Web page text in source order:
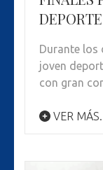
Durante los
joven
con gran
VER